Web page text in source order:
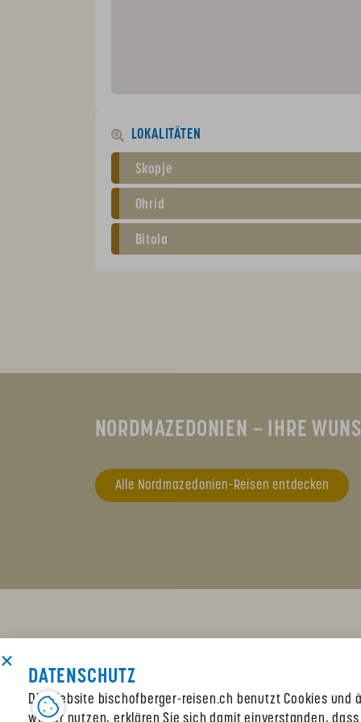
LOKALITÄTEN
Skopje
Ohrid
Bitola
NORDMAZEDONIEN – IHRE
Alle Nordmazedonien-Reisen entdecken
DATENSCHUTZ
Die Website bischofberger-reisen.ch benutzt Cookies und
weiter nutzen, erklären Sie sich damit einverstanden,